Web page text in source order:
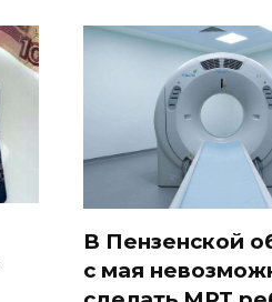
В Пензенской
с мая